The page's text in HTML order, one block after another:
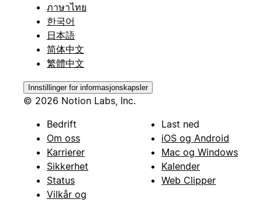
ภาษาไทย
한국어
日本語
简体中文
繁體中文
Innstillinger for informasjonskapsler
© 2026 Notion Labs, Inc.
Bedrift
Om oss
Karrierer
Sikkerhet
Status
Vilkår og
Last ned
iOS og Android
Mac og Windows
Kalender
Web Clipper